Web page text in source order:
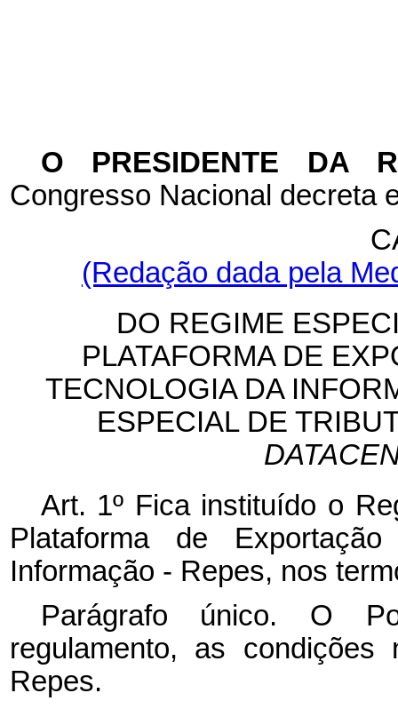
O PRESIDENTE DA
Congresso Nacional decreta
(Redação dada pela
DO REGIME
PLATAFORMA DE
TECNOLOGIA DA
ESPECIAL DE
Art. 1º Fica instituído o
Plataforma de
Informação - Repes, nos
Parágrafo único. O
regulamento, as
Repes.